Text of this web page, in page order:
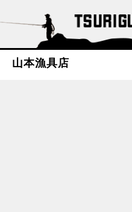
山本漁具店